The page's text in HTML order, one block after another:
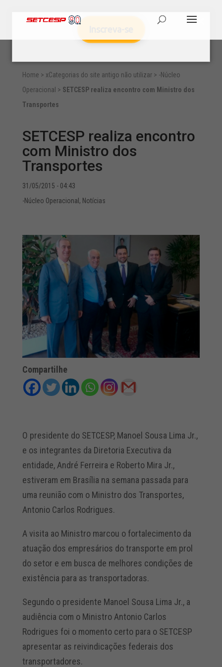
Home > xCategorias do site antigo não utilizar> -Núcleo
Operacional > SETCESP realiza encontro com Ministro dos
Transportes
SETCESP realiza encontro
com Ministro dos
Transportes
31/05/2015 - 04:43
-Núcleo Operacional , Notícias
Compartilhe
O presidente do SETCESP, Manoel Sousa Lima Jr.,
e os integrantes da Diretoria Executiva da
entidade, André Ferreira e Roberto Mira Jr.,
estiveram em Brasília na semana passada para
uma reunião com o Ministro dos Transportes,
Antonio Carlos Rodrigues.
A visita ao Ministro marcou o fortalecimento da
atuação dos empresários do transporte em prol
do setor e em busca de melhores condições de
existência para as transportadoras.
Segundo o presidente Manoel Sousa Lima Jr., a
audiência com o Ministro Antonio Carlos
Rodrigues foi o momento certo para o SETCESP
apresentar as reivindicações federais dos
transportadores.